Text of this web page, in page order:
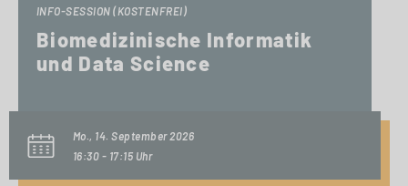
INFO-SESSION (KOSTENFREI)
Biomedizinische Informatik
und Data Science
Mo., 14. September 2026
16:30 - 17:15 Uhr